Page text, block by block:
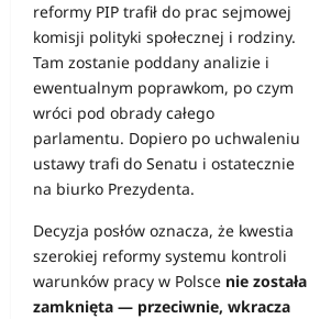
reformy PIP trafił do prac sejmowej
komisji polityki społecznej i rodziny.
Tam zostanie poddany analizie i
ewentualnym poprawkom, po czym
wróci pod obrady całego
parlamentu. Dopiero po uchwaleniu
ustawy trafi do Senatu i ostatecznie
na biurko Prezydenta.
Decyzja posłów oznacza, że kwestia
szerokiej reformy systemu kontroli
warunków pracy w Polsce nie została
zamknięta — przeciwnie, wkracza